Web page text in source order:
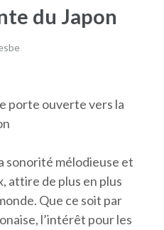
du Japon
porte ouverte vers la
sonorité mélodieuse et
attire de plus en plus
Que ce soit par
l’intérêt pour les